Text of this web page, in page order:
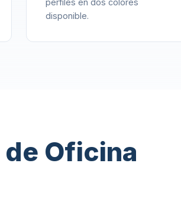
perfiles en dos colores
disponible.
Oficina